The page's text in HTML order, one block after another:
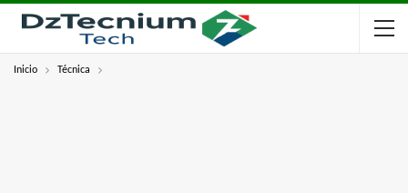
Inicio Técnica